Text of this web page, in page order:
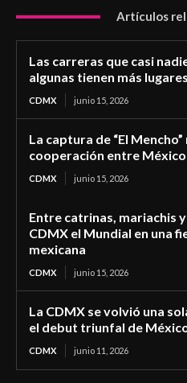
Artículos
Las carreras que casi
algunas tienen más
CDMX junio 15, 2026
La captura de “El
cooperación entre
CDMX junio 15, 2026
Entre catrinas, mariachis
CDMX el Mundial en una
mexicana
CDMX junio 15, 2026
La CDMX se volvió una
el debut triunfal de
CDMX junio 11, 2026